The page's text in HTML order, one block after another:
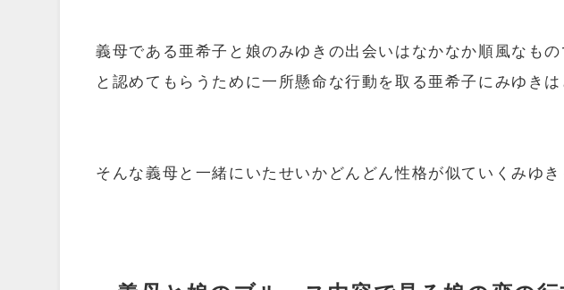
義母である亜希子と娘のみゆきの出会いはなかなか順風なもの
と認めてもらうために一所懸命な行動を取る亜希子にみゆき
そんな義母と一緒にいたせいかどんどん性格が似ていくみゆき